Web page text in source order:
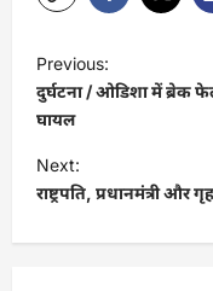
o
s
t
n
a
Previous:
दुर्घटना / ओडिशा में ब्रेक
घायल
Next:
राष्ट्रपति, प्रधानमंत्री और